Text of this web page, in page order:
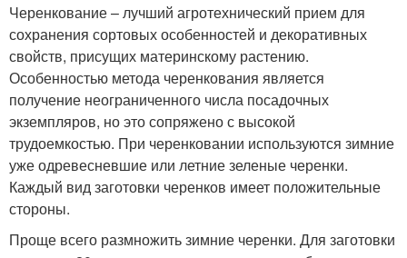
Черенкование – лучший агротехнический прием для
сохранения сортовых особенностей и декоративных
свойств, присущих материнскому растению.
Особенностью метода черенкования является
получение неограниченного числа посадочных
экземпляров, но это сопряжено с высокой
трудоемкостью. При черенковании используются зимние
уже одревесневшие или летние зеленые черенки.
Каждый вид заготовки черенков имеет положительные
стороны.
Проще всего размножить зимние черенки. Для заготовки